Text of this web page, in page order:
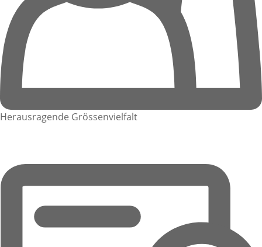
Herausragende Grössenvielfalt